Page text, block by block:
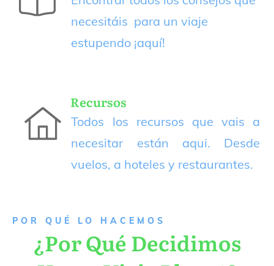
necesitáis para un viaje
estupendo ¡aquí!
Recursos
Todos los recursos que vais a
necesitar están aqui. Desde
vuelos, a hoteles y restaurantes.
P OR QUÉ LO HACEMOS
¿Por Qué Decidimos